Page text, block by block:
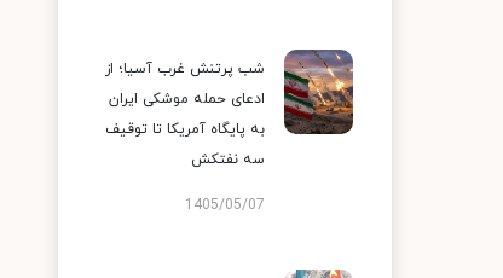
شب پرتنش غرب آسیا؛ از
ادعای حمله موشکی ایران
به پایگاه آمریکا تا توقیف
سه نفتکش
1405/05/07